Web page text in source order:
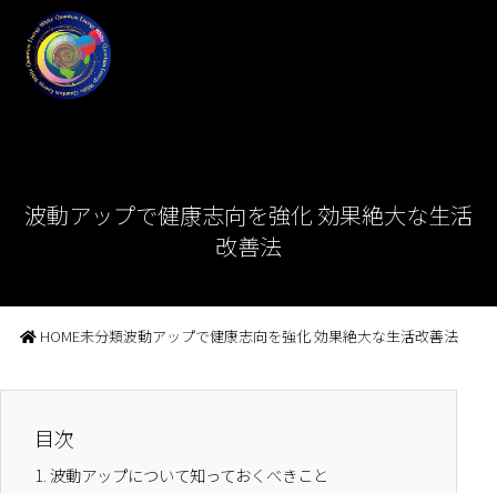
波動アップで健康志向を強化 効果絶大な生活
改善法
HOME未分類波動アップで健康志向を強化 効果絶大な生活改善法
目次
1.波動アップについて知っておくべきこと